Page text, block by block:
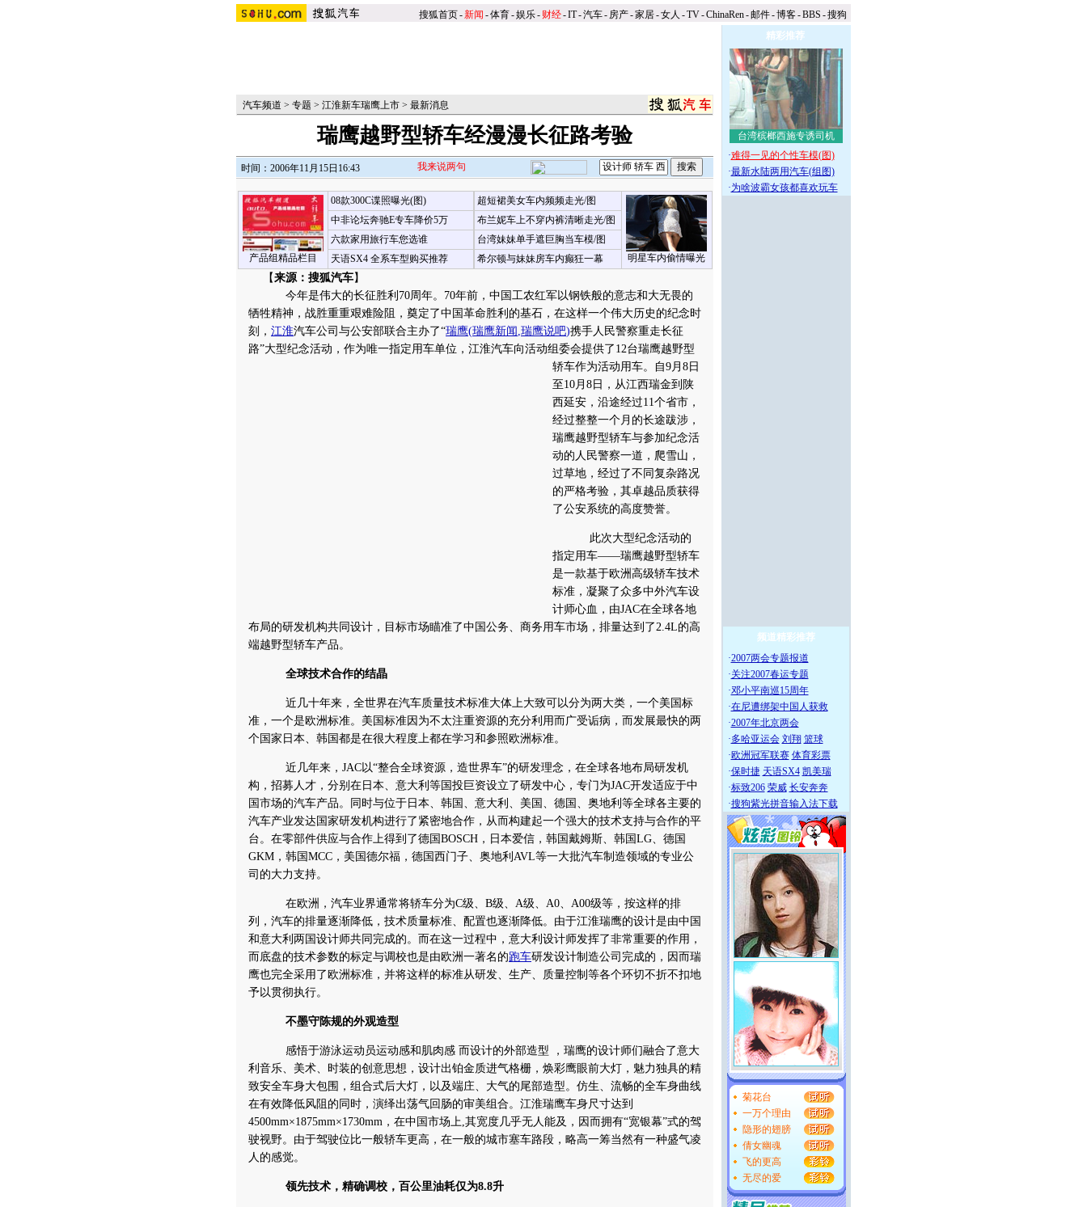
搜狐首页-新闻 -体育-娱乐- 财经-IT-汽车- 房产-家居-女人 -TV-ChinaRen-邮件-博客-BBS -搜狗
汽车频道 > 专题 > 江淮新车瑞鹰上市 > 最新消息
瑞鹰越野型轿车经漫漫长征路考验
时间：2006年11月15日16:43 我来说两句
产品组精品栏目
08款300C谍照曝光(图)
中非论坛奔驰E专车降价5万
六款家用旅行车您选谁
天语SX4 全系车型购买推荐
超短裙美女车内频频走光/图
明星车内偷情曝光
布兰妮车上不穿内裤清晰走光/图
台湾妹妹单手遮巨胸当车模/图
希尔顿与妹妹房车内癫狂一幕
【来源：搜狐汽车】
今年是伟大的长征胜利70周年。70年前，中国工农红军以钢铁般的意志和大无畏的
牺牲精神，战胜重重艰难险阻，奠定了中国革命胜利的基石，在这样一个伟大历史的纪念时
刻， 江淮汽车公司与公安部联合主办了“瑞鹰(瑞鹰新闻 ,瑞鹰说吧)携手人民警察重走长征
路”大型纪念活动，作为唯一指定用车单位，江淮汽车向活动组委会提供了12台瑞鹰越野型
轿车作为活动用车。
自9月8日
至10月8日，从江西瑞金到陕
西延安，沿途经过11个省市，
经过整整一个月的长途跋涉，
瑞鹰越野型轿车与参加纪念活
动的人民警察一道，爬雪山，
过草地，经过了不同复杂路况
的严格考验，其卓越品质获得
了公安系统的高度赞誉。
此次大型纪念活动的
指定用车――瑞鹰越野型轿车
是一款基于欧洲高级轿车技术
标准，凝聚了众多中外汽车设
计师心血，由JAC在全球各地
布局的研发机构共同设计，目标市场瞄准了中国公务、商务用车市场，排量达到了2.4L的高
端越野型轿车产品。
全球技术合作的结晶
近几十年来，全世界在汽车质量技术标准大体上大致可以分为两大类，一个美国标
准，一个是欧洲标准。美国标准因为不太注重资源的充分利用而广受诟病，而发展最快的两
个国家日本、韩国都是在很大程度上都在学习和参照欧洲标准。
近几年来，JAC以“整合全球资源，造世界车”的研发理念，在全球各地布局研发机
构，招募人才，分别在日本、意大利等国投巨资设立了研发中心，专门为JAC开发适应于中
国市场的汽车产品。同时与位于日本、韩国、意大利、美国、德国、奥地利等全球各主要的
汽车产业发达国家研发机构进行了紧密地合作，从而构建起一个强大的技术支持与合作的平
台。在零部件供应与合作上得到了德国BOSCH，日本爱信，韩国戴姆斯、韩国LG、德国
GKM，韩国MCC，美国德尔福，德国西门子、奥地利AVL等一大批汽车制造领域的专业公
司的大力支持。
在欧洲，汽车业界通常将轿车分为C级、B级、A级、A0、A00级等，按这样的排
列，汽车的排量逐渐降低，技术质量标准、配置也逐渐降低。由于江淮瑞鹰的设计是由中国
和意大利两国设计师共同完成的。而在这一过程中，意大利设计师发挥了非常重要的作用，
而底盘的技术参数的标定与调校也是由欧洲一著名的跑车研发设计制造公司完成的，因而瑞
鹰也完全采用了欧洲标准，并将这样的标准从研发、生产、质量控制等各个环切不折不扣地
予以贯彻执行。
不墨守陈规的外观造型
感悟于游泳运动员运动感和肌肉感 而设计的外部造型 ，瑞鹰的设计师们融合了意大
利音乐、美术、时装的创意思想，设计出铂金质进气格栅，焕彩鹰眼前大灯，魅力独具的精
致安全车身大包围，组合式后大灯，以及端庄、大气的尾部造型。仿生、流畅的全车身曲线
在有效降低风阻的同时，演绎出荡气回肠的审美组合。江淮瑞鹰车身尺寸达到
4500mm×1875mm×1730mm，在中国市场上,其宽度几乎无人能及，因而拥有“宽银幕”式的驾
驶视野。由于驾驶位比一般轿车更高，在一般的城市塞车路段，略高一筹当然有一种盛气凌
人的感觉。
领先技术，精确调校，百公里油耗仅为8.8升
精彩推荐
台湾槟榔西施专诱司机
·难得一见的个性车模(图)
·最新水陆两用汽车(组图)
·为啥波霸女孩都喜欢玩车
频道精彩推荐
·2007两会专题报道
·关注2007春运专题
·邓小平南巡15周年
·在尼遭绑架中国人获救
·2007年北京两会
·多哈亚运会 刘翔 篮球
·欧洲冠军联赛 体育彩票
·保时捷 天语SX4 凯美瑞
·标致206 荣威 长安奔奔
·搜狗紫光拼音输入法下载
菊花台
一万个理由
隐形的翅膀
倩女幽魂
飞的更高
无尽的爱